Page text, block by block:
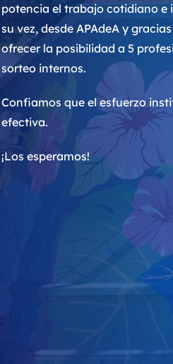
potencia el trabajo cotidiano e
su vez, desde APAdeA y
ofrecer la posibilidad a 5
sorteo internos.
Confiamos que el esfuerzo
efectiva.
¡Los esperamos!